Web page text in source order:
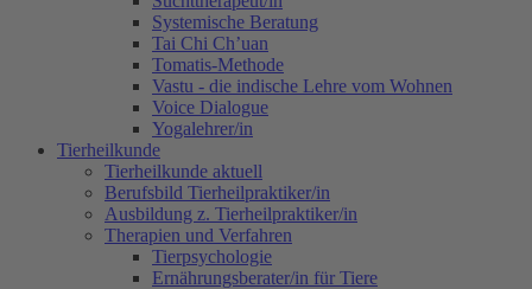
Systemische Beratung
Tai Chi Ch’uan
Tomatis-Methode
Vastu - die indische Lehre vom Wohnen
Voice Dialogue
Yogalehrer/in
Tierheilkunde
Tierheilkunde aktuell
Berufsbild Tierheilpraktiker/in
Ausbildung z. Tierheilpraktiker/in
Therapien und Verfahren
Tierpsychologie
Ernährungsberater/in für Tiere